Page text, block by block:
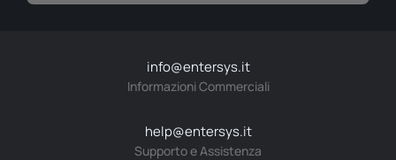
info@entersys.it
Informazioni Commerciali
help@entersys.it
Supporto e Assistenza